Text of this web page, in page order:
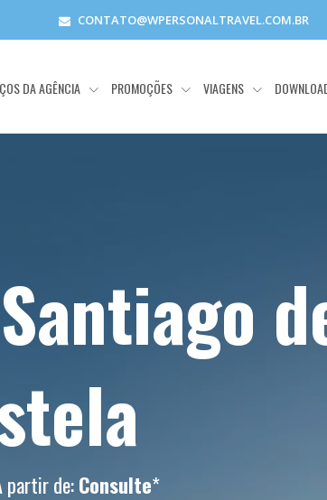
CONTATO@WPERSONALTRAVEL.COM.BR
DA AGÊNCIA PROMOÇÕES VIAGENS
partir de:Consulte*